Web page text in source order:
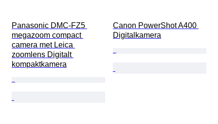
Panasonic DMC-FZ5
megazoom compact
camera met Leica
zoomlens Digitalt
kompaktkamera
Canon PowerShot A400
Digitalkamera